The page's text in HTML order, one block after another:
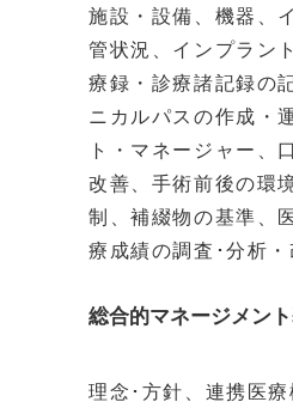
施設・設備、機器、
管状況、インプラン
療録・診療諸記録の
ニカルパスの作成・
ト・マネージャー、
改善、手術前後の環
制、補綴物の基準、
療成績の調査･分析
総合的マネージメン
理念･方針、連携医